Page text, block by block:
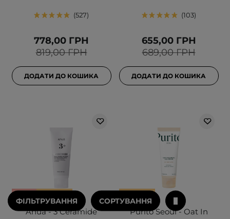
527
819,00 ГРН
778,00 ГРН
ДОДАТИ ДО КОШИКА
103
689,00 ГРН
655,00 ГРН
ДОДАТИ ДО КОШИКА
Anua - 3 Ceramide
Purito Seoul - Oat In
ФІЛЬТРУВАННЯ СОРТУВАННЯ